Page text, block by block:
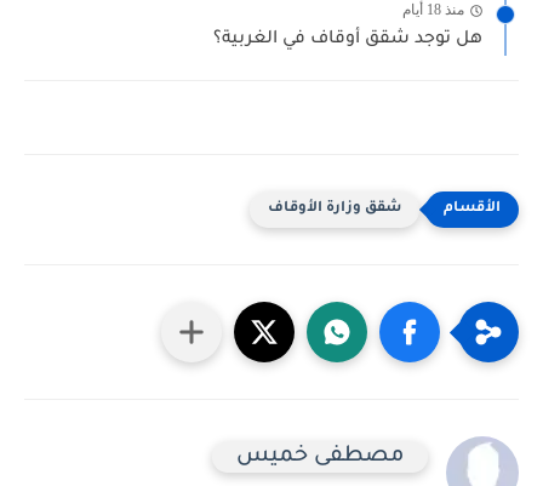
منذ 18 أيام
هل توجد شقق أوقاف في الغربية؟
شقق وزارة الأوقاف
مصطفى خميس